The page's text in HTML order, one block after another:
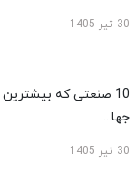
30 تیر 1405
10 صنعتی که بیشترین
جها...
30 تیر 1405